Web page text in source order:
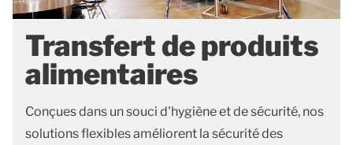
Transfert de produits
alimentaires
Conçues dans un souci d'hygiène et de sécurité, nos
solutions flexibles améliorent la sécurité des